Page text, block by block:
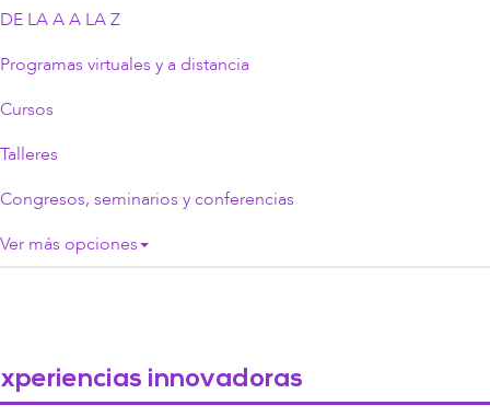
DE LA A A LA Z
Programas virtuales y a distancia
Cursos
Talleres
Congresos, seminarios y conferencias
Ver más opciones
innovadoras